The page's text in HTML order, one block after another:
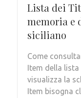
Lista dei
memoria e
siciliano
Come
Item della
visualizza la
Item bisogna